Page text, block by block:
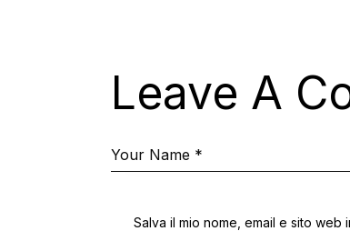
Leave A
Salva il mio nome, email e sito